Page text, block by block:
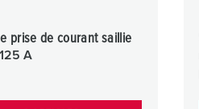
prise de courant saillie
A